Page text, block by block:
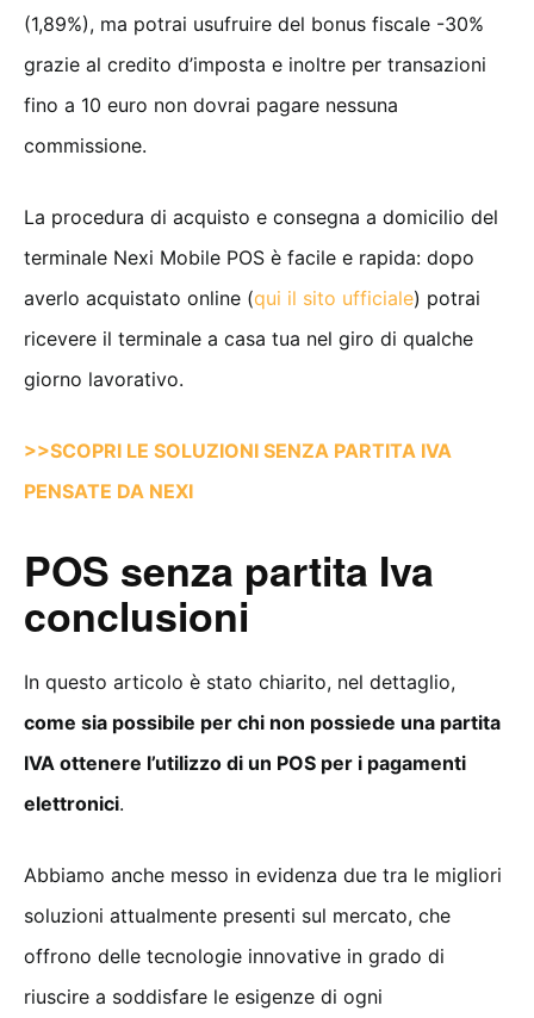
(1,89%), ma potrai usufruire del bonus fiscale -30%
grazie al credito d’imposta e inoltre per transazioni
fino a 10 euro non dovrai pagare nessuna
commissione.
La procedura di acquisto e consegna a domicilio del
terminale Nexi Mobile POS è facile e rapida: dopo
averlo acquistato online (qui il sito ufficiale) potrai
ricevere il terminale a casa tua nel giro di qualche
giorno lavorativo.
>>SCOPRI LE SOLUZIONI SENZA PARTITA IVA
PENSATE DA NEXI
POS senza partita Iva
conclusioni
In questo articolo è stato chiarito, nel dettaglio,
come sia possibile per chi non possiede una partita
IVA ottenere l’utilizzo di un POS per i pagamenti
elettronici.
Abbiamo anche messo in evidenza due tra le migliori
soluzioni attualmente presenti sul mercato, che
offrono delle tecnologie innovative in grado di
riuscire a soddisfare le esigenze di ogni